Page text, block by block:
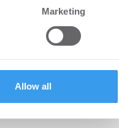
our traffic. We also share
Marketing
Allow all
Würzburg:
Baugrundstück